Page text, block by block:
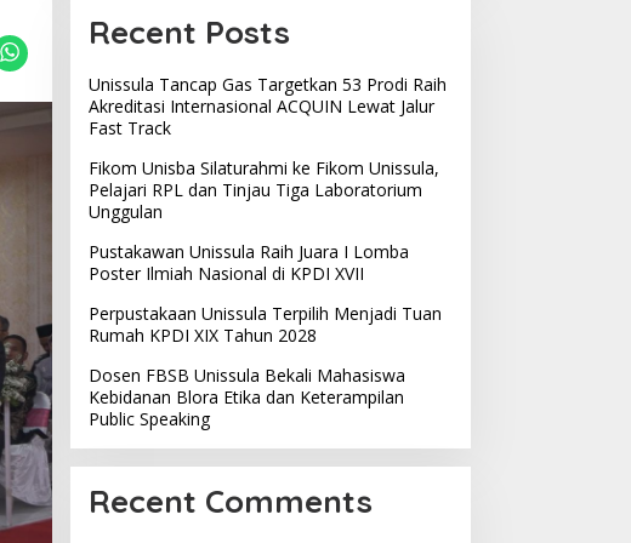
Recent Posts
Unissula Tancap Gas Targetkan 53 Prodi Raih
Akreditasi Internasional ACQUIN Lewat Jalur
Fast Track
Fikom Unisba Silaturahmi ke Fikom Unissula,
Pelajari RPL dan Tinjau Tiga Laboratorium
Unggulan
Pustakawan Unissula Raih Juara I Lomba
Poster Ilmiah Nasional di KPDI XVII
Perpustakaan Unissula Terpilih Menjadi Tuan
Rumah KPDI XIX Tahun 2028
Dosen FBSB Unissula Bekali Mahasiswa
Kebidanan Blora Etika dan Keterampilan
Public Speaking
Recent Comments